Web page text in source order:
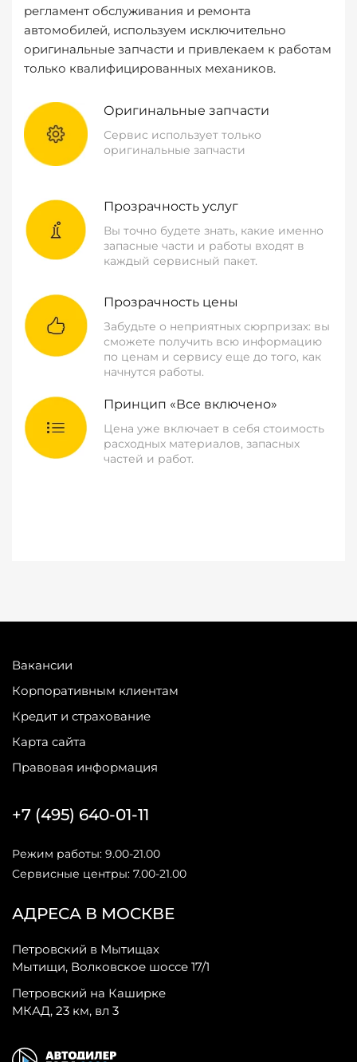
регламент обслуживания и ремонта
автомобилей, используем исключительно
оригинальные запчасти и привлекаем к работам
только квалифицированных механиков.
Оригинальные запчасти
Сервис использует только
оригинальные запчасти
Прозрачность услуг
Вы точно будете знать, какие именно
запасные части и работы входят в
каждый сервисный пакет.
Прозрачность цены
Забудьте о неприятных сюрпризах: вы
сможете получить всю информацию
по ценам и сервису еще до того, как
начнутся работы.
Принцип «Все включено»
Цена уже включает в себя стоимость
расходных материалов, запасных
частей и работ.
Вакансии
Корпоративным клиентам
Кредит и страхование
Карта сайта
Правовая информация
АДРЕСА В МОСКВЕ
Петровский в Мытищах
Мытищи, Волковское шоссе 17/1
Петровский на Каширке
МКАД, 23 км, вл 3
+7 (495) 640-01-11
Режим работы: 9.00-21.00
Сервисные центры: 7.00-21.00